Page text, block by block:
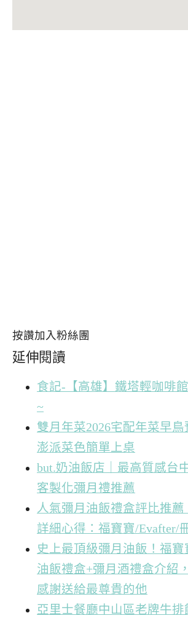
按讚加入粉絲團
延伸閱讀
食記-【高雄】鐵塔輕咖啡
~
雙月年菜2026宅配年菜早
澎派菜色簡單上桌
but.奶油飯店｜最高質感台
客製化彌月禮推薦
人氣彌月油飯禮盒評比推薦
詳細心得：福寶寶/Evafter/
史上最頂級彌月油飯！福
油飯禮盒+彌月酒禮盒介紹
感謝送給最尊貴的他
亞里士餐廳中山區老牌牛排